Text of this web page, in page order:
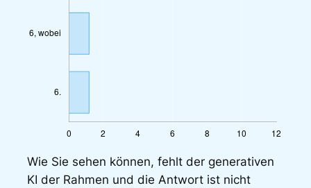
Wie Sie sehen können, fehlt der generativen
KI der Rahmen und die Antwort ist nicht